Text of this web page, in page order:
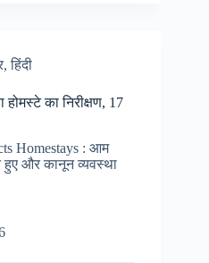
,हिंदी
का निरीक्षण, 17
Homestays : आम
हुए और कानून व्यवस्था